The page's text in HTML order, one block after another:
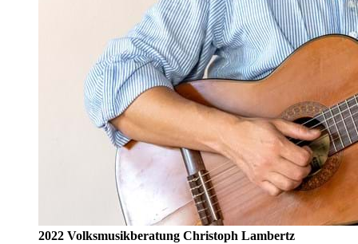
2022 Volksmusikberatung Christoph Lambertz